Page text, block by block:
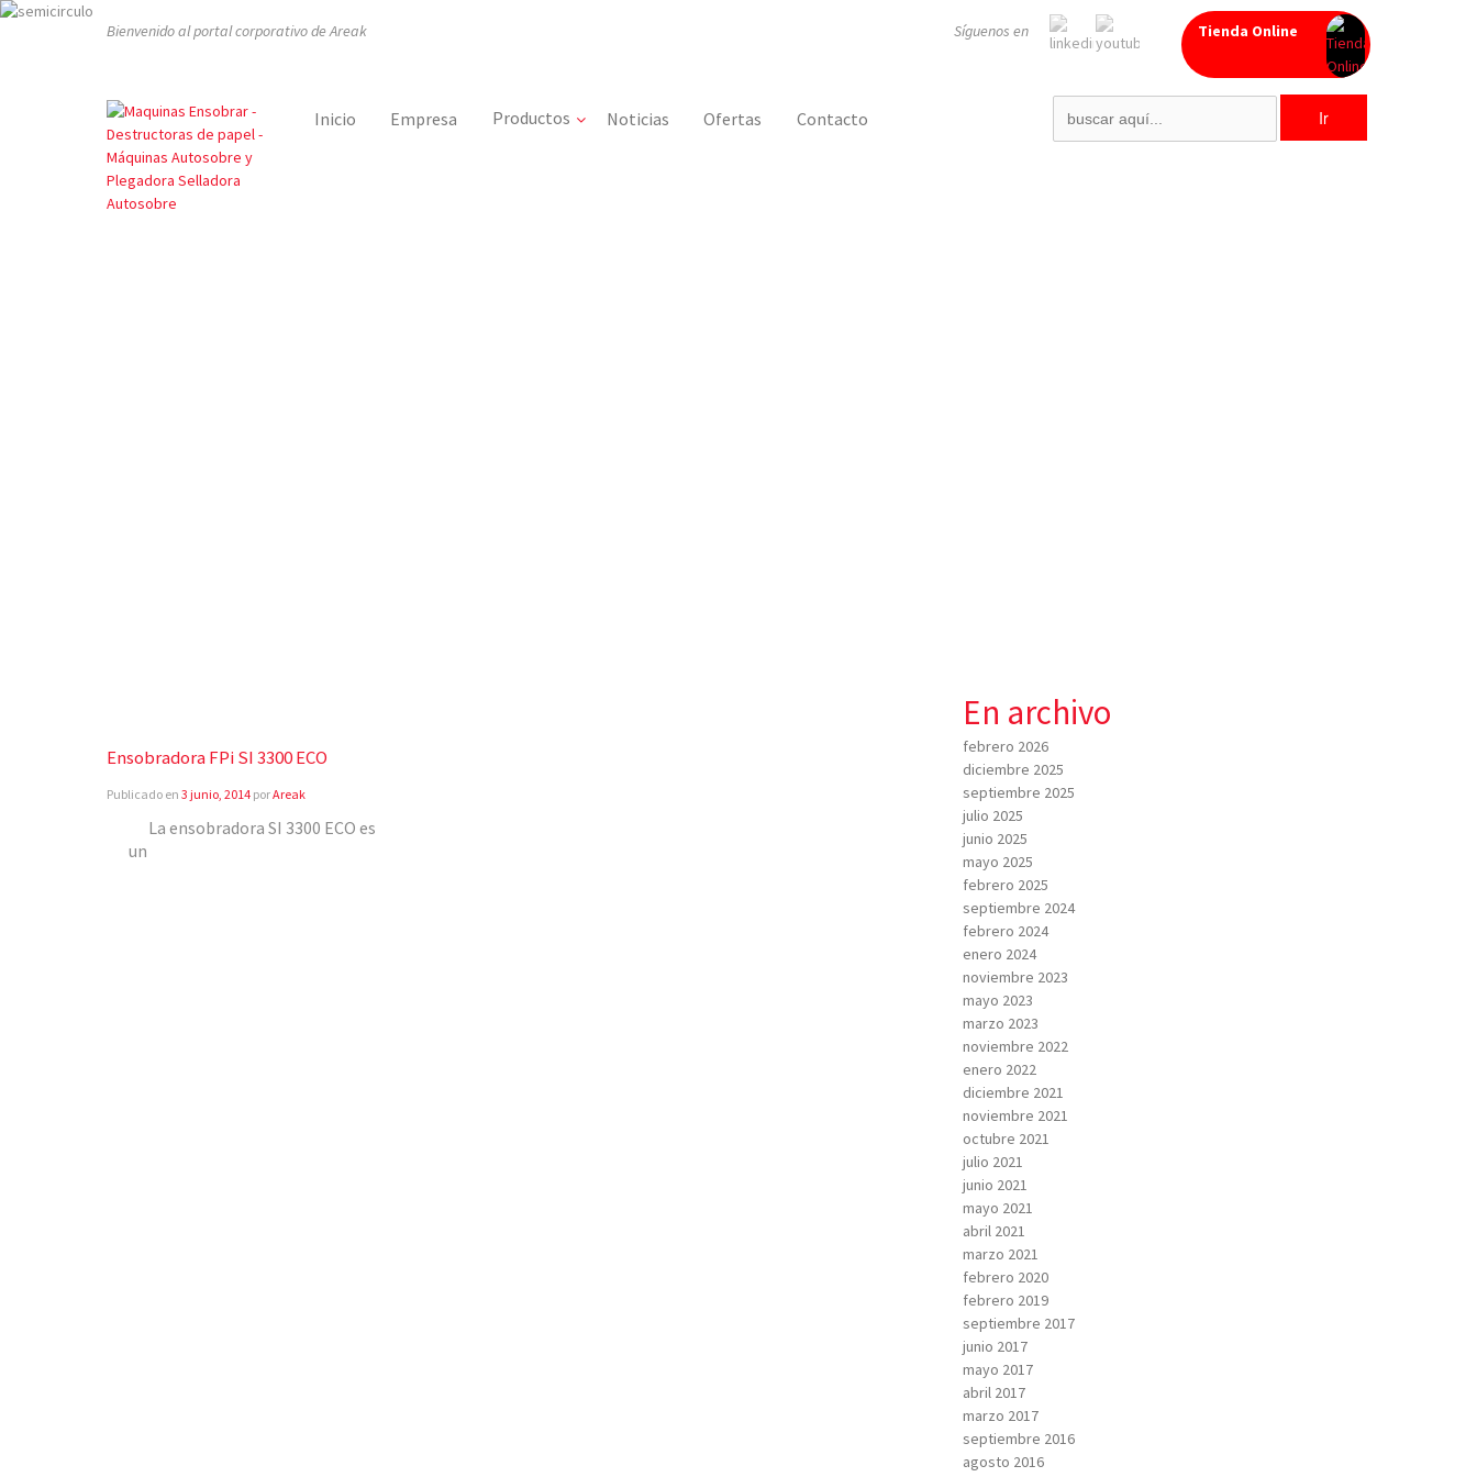
Bienvenido al portal corporativo de Areak Tienda Online
Síguenos en
Inicio Empresa Productos Noticias Ofertas Contacto
Search
for:
Ensobradora FPi SI 3300 ECO
Publicado en 3 junio, 2014 porAreak
La ensobradora SI 3300 ECO es
un
En archivo
febrero 2026
diciembre 2025
septiembre 2025
julio 2025
junio 2025
mayo 2025
febrero 2025
septiembre 2024
febrero 2024
enero 2024
noviembre 2023
mayo 2023
marzo 2023
noviembre 2022
enero 2022
diciembre 2021
noviembre 2021
octubre 2021
julio 2021
junio 2021
mayo 2021
abril 2021
marzo 2021
febrero 2020
febrero 2019
septiembre 2017
junio 2017
mayo 2017
abril 2017
marzo 2017
septiembre 2016
agosto 2016